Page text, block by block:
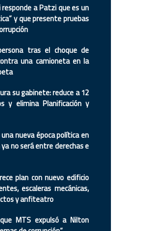
a Patzi que es un
y que presente pruebas
tras el choque de
una camioneta en la
su gabinete: reduce a 12
y elimina Planificación y
nueva época política en
no será entre derechas e
plan con nuevo edificio
escaleras mecánicas,
y anfiteatro
MTS expulsó a Nilton